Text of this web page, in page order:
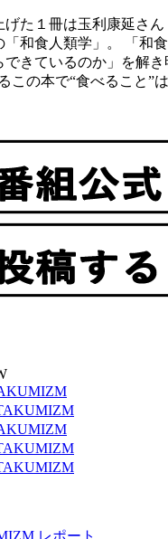
げた１冊は玉利康延さ
「和食人類学」。 「和
できているのか」を解き
この本で“食べること